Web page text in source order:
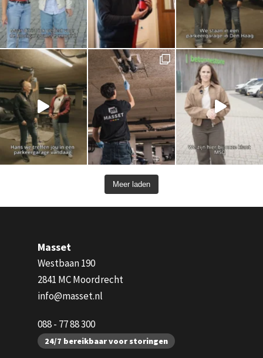
Meer laden
Masset
Westbaan 190
2841 MC Moordrecht
info@masset.nl
088 - 77 88 300
24/7 bereikbaar voor storingen